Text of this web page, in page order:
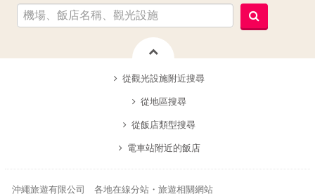
從觀光設施附近搜尋
從地區搜尋
從飯店類型搜尋
電車站附近的飯店
沖繩旅遊有限公司 各地在線分站・旅遊相關網站